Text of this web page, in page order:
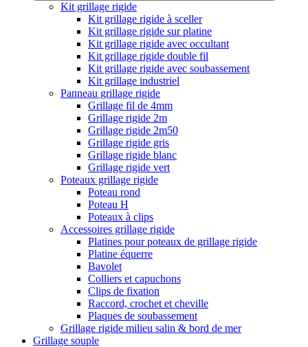
Kit grillage rigide
Kit grillage rigide à sceller
Kit grillage rigide sur platine
Kit grillage rigide avec occultant
Kit grillage rigide double fil
Kit grillage rigide avec soubassement
Kit grillage industriel
Panneau grillage rigide
Grillage fil de 4mm
Grillage rigide 2m
Grillage rigide 2m50
Grillage rigide gris
Grillage rigide blanc
Grillage rigide vert
Poteaux grillage rigide
Poteau rond
Poteau H
Poteaux à clips
Accessoires grillage rigide
Platines pour poteaux de grillage rigide
Platine équerre
Bavolet
Colliers et capuchons
Clips de fixation
Raccord, crochet et cheville
Plaques de soubassement
Grillage rigide milieu salin & bord de mer
Grillage souple